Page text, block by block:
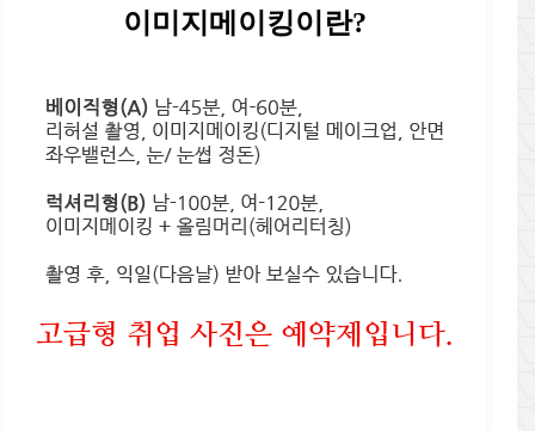
이미지메이킹이란?
고급형 취업 사진은 예약제입니다.